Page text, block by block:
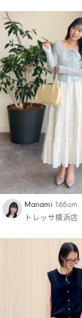
Manami 165cm
トレッサ横浜店